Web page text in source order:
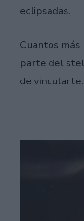
eclipsadas.
Cuantos
parte del
de vincularte.